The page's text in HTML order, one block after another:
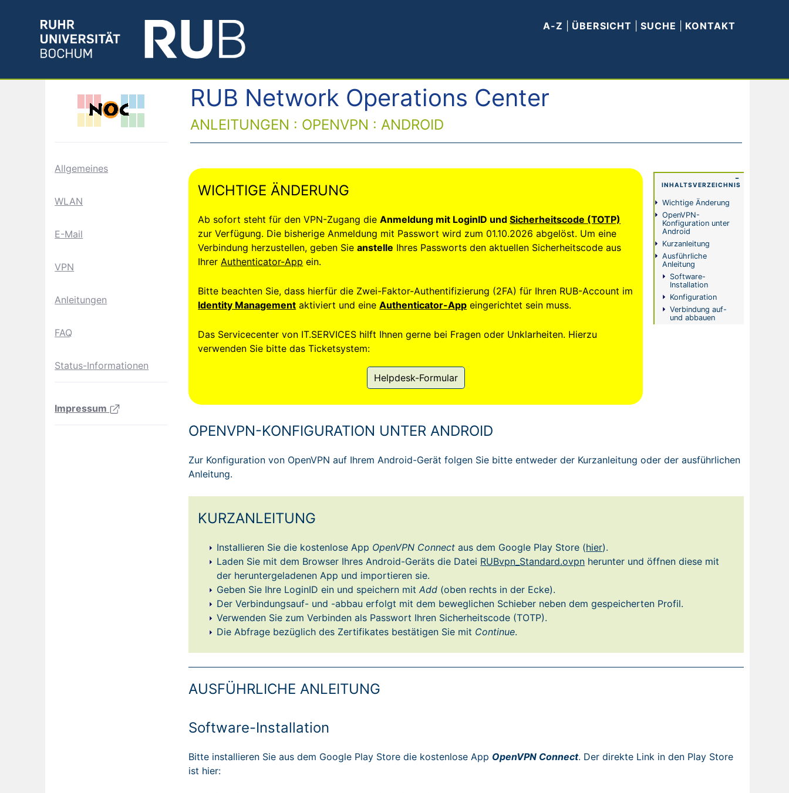
A-Z ÜBERSICHT |SUCHE KONTAKT
Allgemeines
WLAN
E-Mail
VPN
Anleitungen
FAQ
Status-Informationen
Impressum
RUB Network Operations Center
ANLEITUNGEN : OPENVPN : ANDROID
−
INHALTSVERZEICHNIS
Wichtige Änderung
OpenVPN-
Konfiguration unter
Android
Kurzanleitung
Ausführliche
Anleitung
Software-
Installation
Konfiguration
Verbindung auf-
und abbauen
WICHTIGE ÄNDERUNG
Ab sofort steht für den VPN-Zugang dieAnmeldung mit LoginID undSicherheitscode (TOTP)
zur Verfügung. Die bisherige Anmeldung mit Passwort wird zum 01.10.2026 abgelöst. Um eine
Verbindung herzustellen, geben Sieanstelle Ihres Passworts den aktuellen Sicherheitscode aus
Ihrer Authenticator-App ein.
Bitte beachten Sie, dass hierfür die Zwei-Faktor-Authentifizierung (2FA) für Ihren RUB-Account im
Identity Management aktiviert und eineAuthenticator-App eingerichtet sein muss.
Das Servicecenter von IT.SERVICES hilft Ihnen gerne bei Fragen oder Unklarheiten. Hierzu
verwenden Sie bitte das Ticketsystem:
Helpdesk-Formular
OPENVPN-KONFIGURATION UNTER ANDROID
Zur Konfiguration von OpenVPN auf Ihrem Android-Gerät folgen Sie bitte entweder der Kurzanleitung oder der ausführlichen
Anleitung.
KURZANLEITUNG
Installieren Sie die kostenlose App OpenVPN Connect aus dem Google Play Store (hier).
Laden Sie mit dem Browser Ihres Android-Geräts die Datei RUBvpn_Standard.ovpn herunter und öffnen diese mit
der heruntergeladenen App und importieren sie.
Geben Sie Ihre LoginID ein und speichern mitAdd (oben rechts in der Ecke).
Der Verbindungsauf- und -abbau erfolgt mit dem beweglichen Schieber neben dem gespeicherten Profil.
Verwenden Sie zum Verbinden als Passwort Ihren Sicherheitscode (TOTP).
Die Abfrage bezüglich des Zertifikates bestätigen Sie mit Continue.
AUSFÜHRLICHE ANLEITUNG
Software-Installation
Bitte installieren Sie aus dem Google Play Store die kostenlose App OpenVPN Connect. Der direkte Link in den Play Store
ist hier: